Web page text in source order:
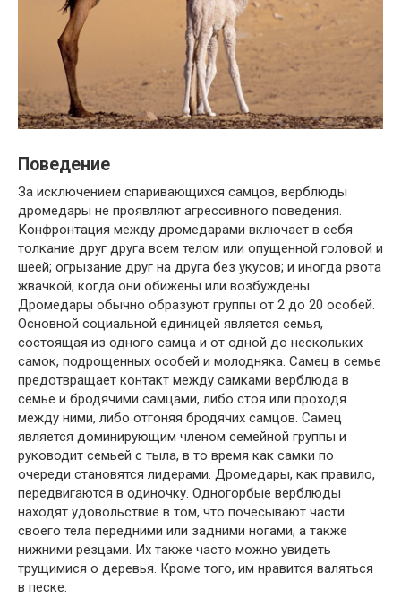
Поведение
За исключением спаривающихся самцов, верблюды
дромедары не проявляют агрессивного поведения.
Конфронтация между дромедарами включает в себя
толкание друг друга всем телом или опущенной головой и
шеей; огрызание друг на друга без укусов; и иногда рвота
жвачкой, когда они обижены или возбуждены.
Дромедары обычно образуют группы от 2 до 20 особей.
Основной социальной единицей является семья,
состоящая из одного самца и от одной до нескольких
самок, подрощенных особей и молодняка. Самец в семье
предотвращает контакт между самками верблюда в
семье и бродячими самцами, либо стоя или проходя
между ними, либо отгоняя бродячих самцов. Самец
является доминирующим членом семейной группы и
руководит семьей с тыла, в то время как самки по
очереди становятся лидерами. Дромедары, как правило,
передвигаются в одиночку. Одногорбые верблюды
находят удовольствие в том, что почесывают части
своего тела передними или задними ногами, а также
нижними резцами. Их также часто можно увидеть
трущимися о деревья. Кроме того, им нравится валяться
в песке.